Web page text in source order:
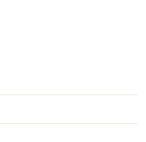
国注册的公司颁发的唯一
份。该代码包含了公司
法经营业务所必需的。